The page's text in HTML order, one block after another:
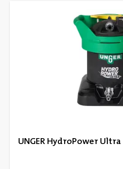
UNGER HydroPower